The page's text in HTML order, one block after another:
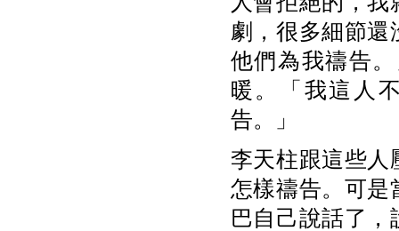
劇，很多細節
他們為我禱告
暖。「我這人
告。」
李天柱跟這些人
怎樣禱告。可是
巴自己說話了